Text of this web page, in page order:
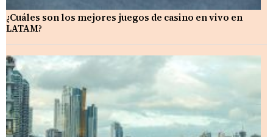
¿Cuáles son los mejores juegos de casino en vivo en
LATAM?